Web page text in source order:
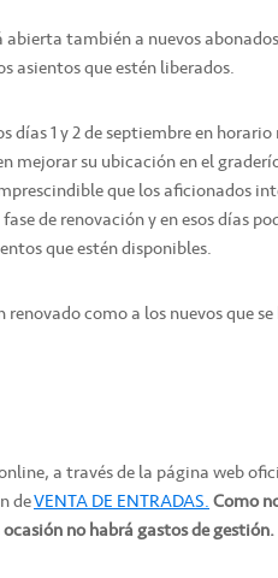
abierta también a nuevos
asientos que estén liberados.
días 1 y 2 de septiembre en
mejorar su ubicación en el
que los aficionados
de renovación y en esos días
que estén disponibles.
como a los nuevos que
a través de la página web
deVENTA DE ENTRADAS.Como
no habrá gastos de gestión.